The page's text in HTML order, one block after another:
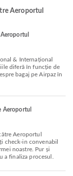
Aeroportul
diferă în funcție de
bagaj pe Airpaz în
Aeroportul
check-in convenabil
noastre. Pur și
finaliza procesul.